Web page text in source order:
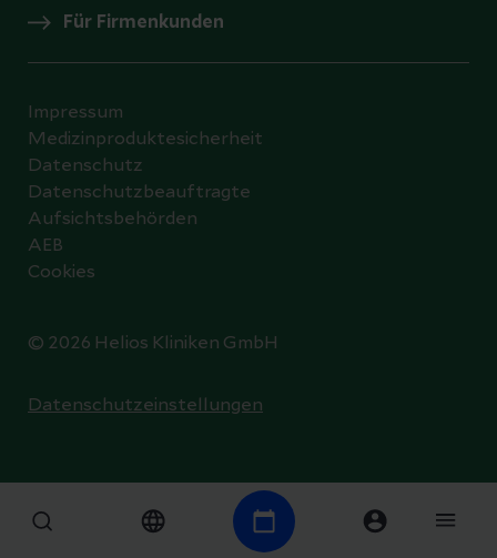
Für Firmenkunden
© 2026 Helios Kliniken GmbH
Impressum
Medizinproduktesicherheit
Datenschutz
Datenschutzbeauftragte
Aufsichtsbehörden
AEB
Cookies
Datenschutzeinstellungen